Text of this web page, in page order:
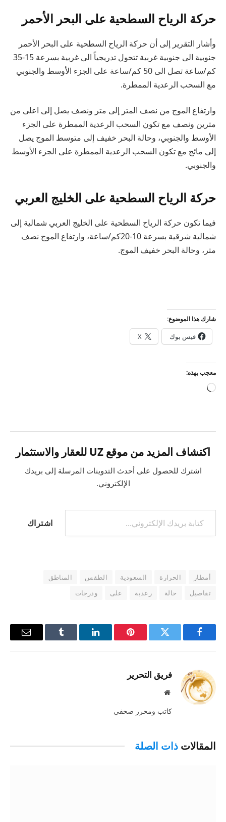
حركة الرياح السطحية على البحر الأحمر
وأشار التقرير إلى أن حركة الرياح السطحية على البحر الأحمر
جنوبية الى جنوبية غربية تتحول تدريجياً الى غربية بسرعة 15-35
كم/ساعة تصل الى 50 كم/ساعة على الجزء الأوسط والجنوبي
مع السحب الرعدية الممطرة.
وارتفاع الموج من نصف المتر إلى متر ونصف يصل إلى اعلى من
مترين ونصف مع تكون السحب الرعدية الممطرة على الجزء
الأوسط والجنوبي، وحالة البحر خفيف إلى متوسط الموج يصل
إلى مائج مع تكون السحب الرعدية الممطرة على الجزء الأوسط
والجنوبي.
حركة الرياح السطحية على الخليج العربي
فيما تكون حركة الرياح السطحية على الخليج العربي شمالية إلى
شمالية شرقية بسرعة 10-20كم/ساعة، وارتفاع الموج نصف
متر، وحالة البحر خفيف الموج.
شارك هذا الموضوع:
فيس بوك X
معجب بهذه:
جاري
اكتشاف المزيد من موقع UZ للعقار والاستثمار
اشترك للحصول على أحدث التدوينات المرسلة إلى بريدك
الإلكتروني.
كتابة بريدك الإلكتروني...
اشتراك
أمطار الحرارة السعودية الطقس
المناطق
تفاصيل
حالة رعدية على ودرجات
فيسبوك تويتر بينتيريستلينكدإن Tumblr
البريد
فريق التحرير
موقع
كاتب ومحرر صحفي
المقالات ذات الصلة